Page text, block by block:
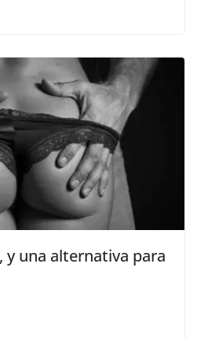
y una alternativa para